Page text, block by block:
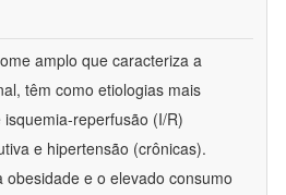
amplo que caracteriza a
têm como etiologias mais
reperfusão (I/R)
e hipertensão (crônicas).
e o elevado consumo